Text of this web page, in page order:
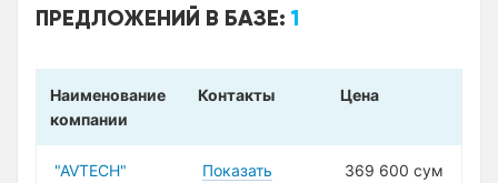
ПРЕДЛОЖЕНИЙ В БАЗЕ:1
Наименование
компании
Контакты Цена
"AVTECH"
Показать
369 600 сум